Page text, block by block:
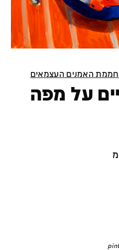
האמנים העצמאים
על מפה